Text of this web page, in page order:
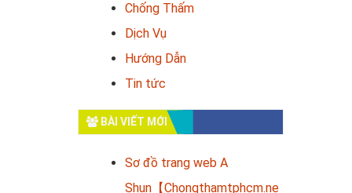
Chống Thấm
Dịch Vụ
Hướng Dẫn
Tin tức
BÀI VIẾT MỚI
Sơ đồ trang web A
Shun【Chongthamtphcm.ne